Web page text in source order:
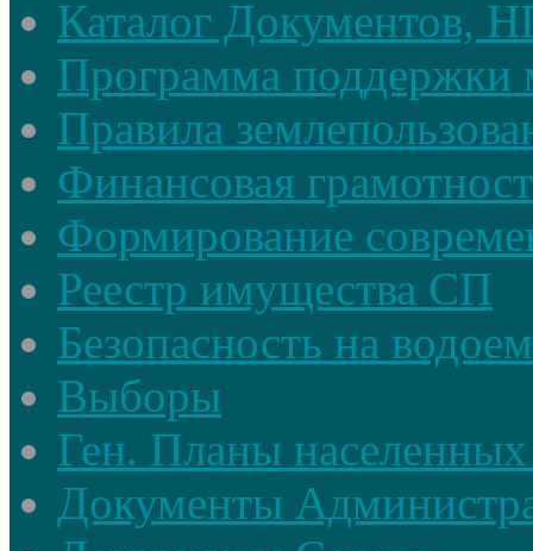
Каталог Документов,
Программа поддержки
Правила
Финансовая
Формирование
Реестр имущества СП
Безопасность на
Выборы
Ген. Планы
Документы